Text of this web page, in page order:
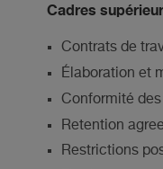
Cadres
Contrats de
Élaboration et
Conformité
Retention
Restrictions